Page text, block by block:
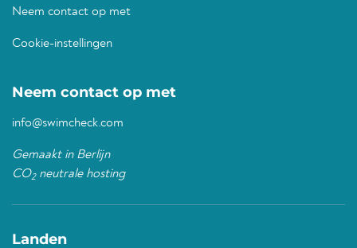
Neem contact op met
Cookie-instellingen
Neem contact op met
info@swimcheck.com
Gemaakt in Berlijn
CO2neutrale hosting
Landen